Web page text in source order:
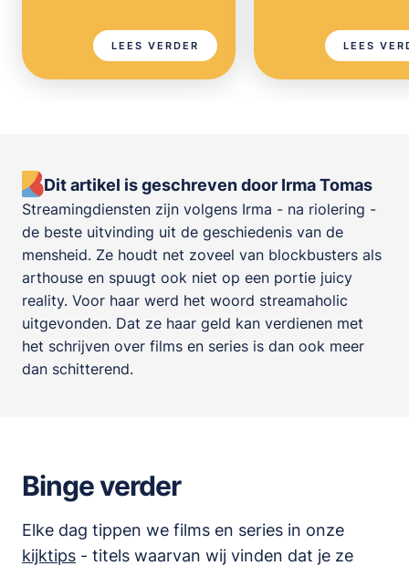
LEES VERDER LEES
Dit artikel is geschreven door Irma Tomas
Streamingdiensten zijn volgens Irma - na riolering -
de beste uitvinding uit de geschiedenis van de
mensheid. Ze houdt net zoveel van blockbusters als
arthouse en spuugt ook niet op een portie juicy
reality. Voor haar werd het woord streamaholic
uitgevonden. Dat ze haar geld kan verdienen met
het schrijven over films en series is dan ook meer
dan schitterend.
Binge verder
Elke dag tippen we films en series in onze
kijktips - titels waarvan wij vinden dat je ze